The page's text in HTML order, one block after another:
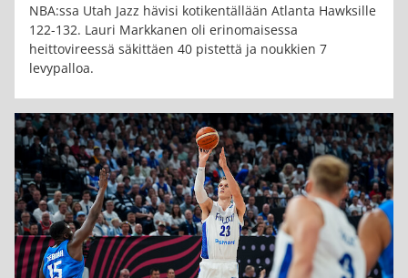
NBA:ssa Utah Jazz hävisi kotikentällään Atlanta Hawksille
122-132. Lauri Markkanen oli erinomaisessa
heittovireessä säkittäen 40 pistettä ja noukkien 7
levypalloa.